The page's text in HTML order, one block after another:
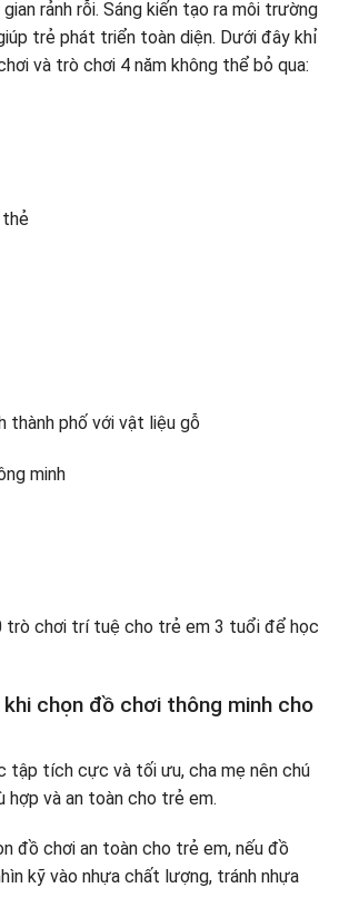
rảnh rỗi. Sáng kiến ​​tạo ra môi trường
trẻ phát triển toàn diện. Dưới đây khỉ
và trò chơi 4 năm không thể bỏ qua:
thành phố với vật liệu gỗ
minh
trò chơi trí tuệ cho trẻ em 3 tuổi để học
chọn đồ chơi thông minh cho
tập tích cực và tối ưu, cha mẹ nên chú
hợp và an toàn cho trẻ em.
đồ chơi an toàn cho trẻ em, nếu đồ
kỹ vào nhựa chất lượng, tránh nhựa